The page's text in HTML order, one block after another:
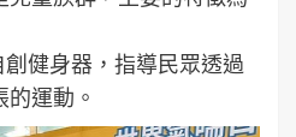
健身器，指導民眾透過
的運動。